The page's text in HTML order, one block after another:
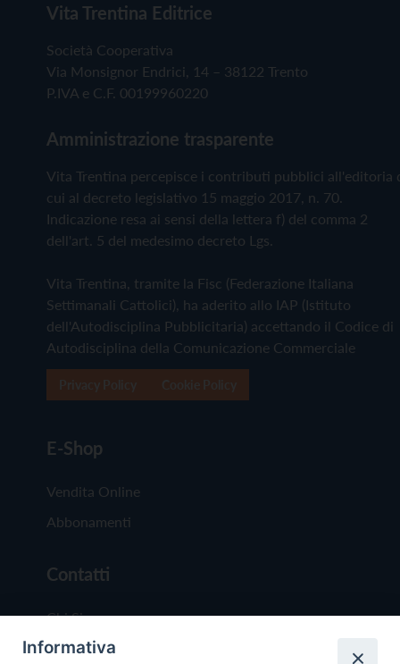
Vita Trentina Editrice
Società Cooperativa
Via Monsignor Endrici, 14 – 38122 Trento
P.IVA e C.F. 00199960220
Amministrazione trasparente
Vita Trentina percepisce i contributi pubblici all'editoria
cui al decreto legislativo 15 maggio 2017, n. 70.
Indicazione resa ai sensi della lettera f) del comma 2
dell'art. 5 del medesimo decreto Lgs.
Vita Trentina, tramite la Fisc (Federazione Italiana
Settimanali Cattolici), ha aderito allo IAP (Istituto
dell'Autodisciplina Pubblicitaria) accettando il Codice di
Autodisciplina della Comunicazione Commerciale
E-Shop
Vendita Online
Abbonamenti
Contatti
Chi Siamo
Redazione
Informativa